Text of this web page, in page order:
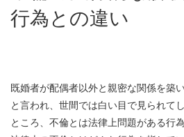
行為との違い
既婚者が配偶者以外と親密な関係を築
と言われ、世間では白い目で見られて
ところ、不倫とは法律上問題がある行